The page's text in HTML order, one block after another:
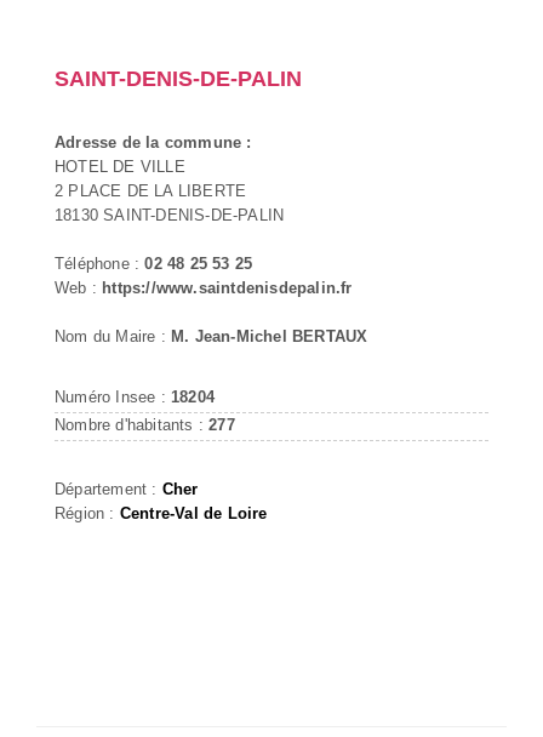
SAINT-DENIS-DE-PALIN
Adresse de la commune :
HOTEL DE VILLE
2 PLACE DE LA LIBERTE
18130 SAINT-DENIS-DE-PALIN
Téléphone :02 48 25 53 25
Web : https://www.saintdenisdepalin.fr
Nom du Maire : M. Jean-Michel BERTAUX
Numéro Insee : 18204
Nombre d'habitants :277
Département : Cher
Région : Centre-Val de Loire